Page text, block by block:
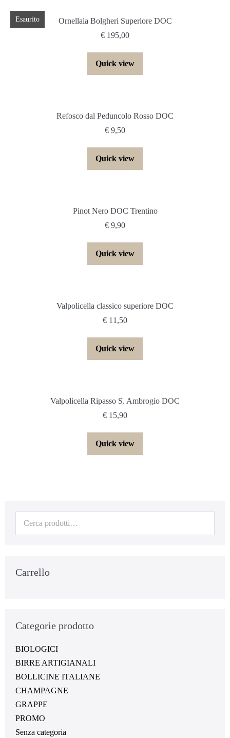
Esaurito
Ornellaia Bolgheri Superiore DOC
€ 195,00
Quick view
Refosco dal Peduncolo Rosso DOC
€ 9,50
Quick view
Pinot Nero DOC Trentino
€ 9,90
Quick view
Valpolicella classico superiore DOC
€ 11,50
Quick view
Valpolicella Ripasso S. Ambrogio DOC
€ 15,90
Quick view
Carrello
Categorie prodotto
BIOLOGICI
BIRRE ARTIGIANALI
BOLLICINE ITALIANE
CHAMPAGNE
GRAPPE
PROMO
Senza categoria